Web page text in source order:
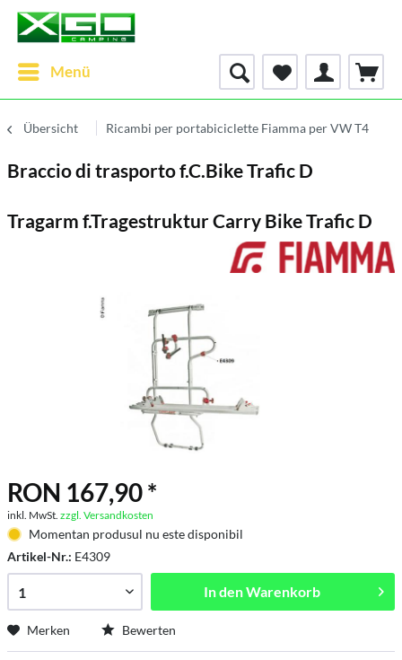
Menü
Übersicht Ricambi per portabiciclette Fiamma per VW T4
Braccio di trasporto f.C.Bike Trafic D
Tragarm f.Tragestruktur Carry Bike Trafic D
RON 167,90 *
inkl. MwSt. zzgl. Versandkosten
Momentan produsul nu este disponibil
Artikel-Nr.: E4309
In denWarenkorb
Merken Bewerten